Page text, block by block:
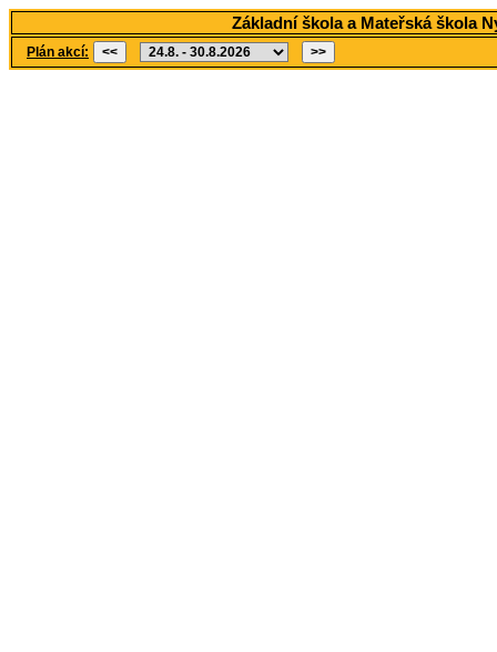
Základní škola a Mateřská škola
Plán akcí: